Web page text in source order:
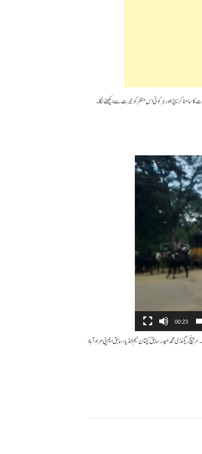
کرنا پڑا اور ہر کوئی اس منظر کو حیرت سے دیکھنے لگا۔
00:23
ریگنڈی محمد حیدر سابق کپتان ٹیم انڈیا،سابق ایم پی مرادآباد